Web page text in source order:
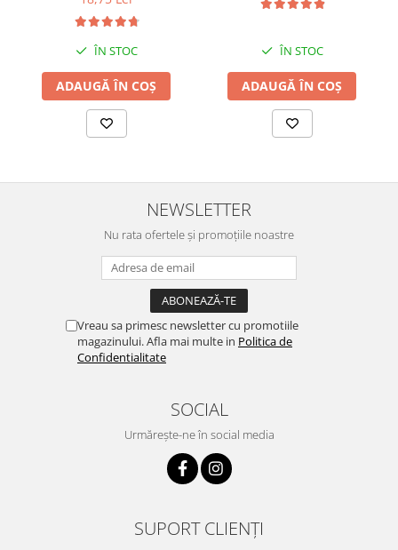
ÎN STOC
ADAUGĂ ÎN COȘ
ÎN STOC
ADAUGĂ ÎN COȘ
NEWSLETTER
Nu rata ofertele și promoțiile noastre
Vreau sa primesc newsletter cu promotiile
magazinului. Afla mai multe in Politica de
Confidentialitate
SOCIAL
Urmărește-ne în social media
SUPORT CLIENȚI